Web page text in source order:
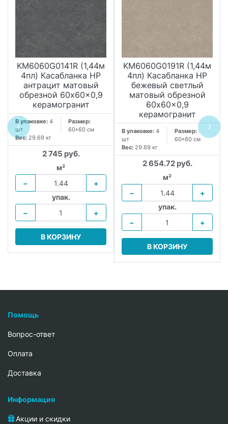
KM6060G0141R (1,44м
4пл) Касабланка HP
антрацит матовый
обрезной 60x60x0,9
керамогранит
В упаковке: 4
шт
Размер:
60*60 см
Вес: 29.69 кг
2 745 руб.
м²
−
+
упак.
−
+
В КОРЗИНУ
KM6060G0191R (1,44м
4пл) Касабланка HP
бежевый светлый
матовый обрезной
60x60x0,9
керамогранит
В упаковке: 4
шт
Размер:
60*60 см
Вес: 29.69 кг
2 654.72 руб.
м²
−
+
упак.
−
+
В КОРЗИНУ
Помощь
Вопрос-ответ
Oплата
Доставка
Информация
Акции и скидки